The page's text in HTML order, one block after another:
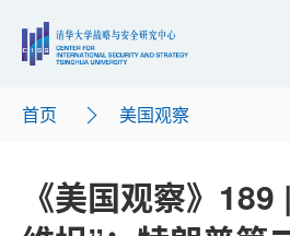
首页 美国观察
《美国观察》